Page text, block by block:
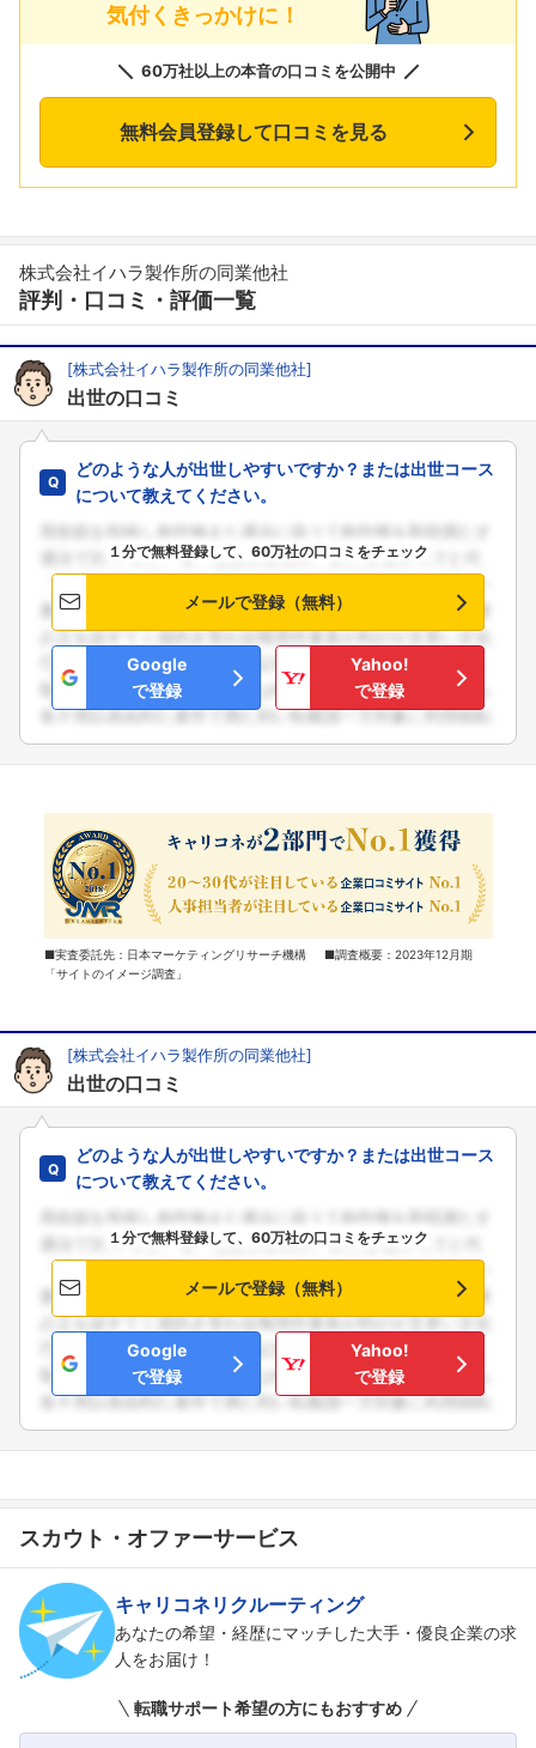
気付くきっかけに！
60万社以上の本音の口コミを公開中
無料会員登録して口コミを見る
株式会社イハラ製作所の同業他社
評判・口コミ・評価一覧
[株式会社イハラ製作所の同業他社]
出世の口コミ
どのような人が出世しやすいですか？または出世コース
について教えてください。
１分で無料登録して、60万社の口コミをチェック
メールで登録（無料）
Google
で登録
Yahoo!
で登録
■実査委託先：日本マーケティングリサーチ機構 ■調査概要：2023年12月期
「サイトのイメージ調査」
[株式会社イハラ製作所の同業他社]
出世の口コミ
どのような人が出世しやすいですか？または出世コース
について教えてください。
１分で無料登録して、60万社の口コミをチェック
メールで登録（無料）
Google
で登録
Yahoo!
で登録
スカウト・オファーサービス
キャリコネリクルーティング
あなたの希望・経歴にマッチした大手・優良企業の求
人をお届け！
転職サポート希望の方にもおすすめ